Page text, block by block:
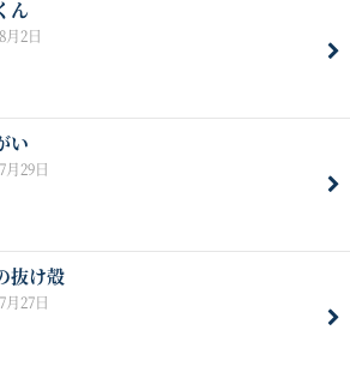
ん
月2日
い
月29日
抜け殻
月27日